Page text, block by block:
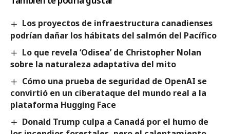
Los proyectos de infraestructura canadienses
podrían dañar los hábitats del salmón del Pacífico
Lo que revela ‘Odisea’ de Christopher Nolan
sobre la naturaleza adaptativa del mito
Cómo una prueba de seguridad de OpenAI se
convirtió en un ciberataque del mundo real a la
plataforma Hugging Face
Donald Trump culpa a Canadá por el humo de